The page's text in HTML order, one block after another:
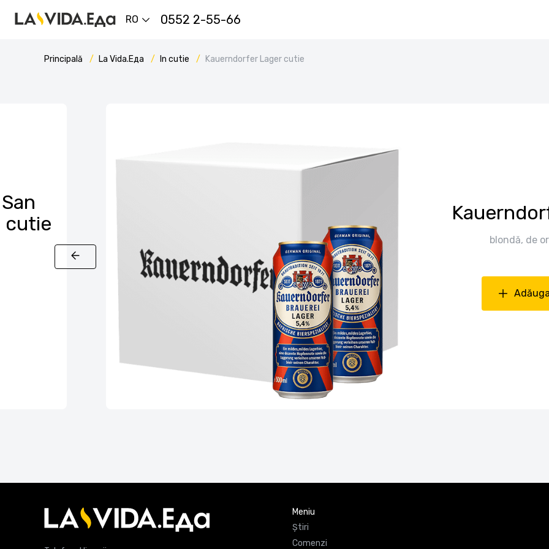
RO 0552 2-55-66
Principală La Vida.Еда In cutie Kauerndorfer Lager cutie
cutie
blondă, de
Meniu
Știri
Comenzi